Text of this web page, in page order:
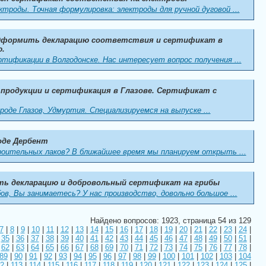
Точная формулировка: электроды для ручной дуговой ...
декларацию соответствия и сертификат в
в Волгодонске. Нас интересует вопрос получения ...
и сертификация в Глазове. Сертификат с
Глазов, Удмуртия. Специализируемся на выпуске ...
Дербент
лаков? В ближайшее время мы планируем открыть ...
декларацию и добровольный сертификат на грибы
Вы занимаетесь? У нас производство, довольно большое ...
Найдено вопросов: 1923, страница 54 из 129
| 8| 9| 10| 11| 12| 13| 14| 15| 16| 17| 18| 19| 20| 21| 22| 23| 24|
35| 36| 37| 38| 39| 40| 41| 42| 43| 44| 45| 46| 47| 48| 49| 50| 51|
62| 63| 64| 65| 66| 67| 68| 69| 70| 71| 72| 73| 74| 75| 76| 77| 78|
| 90| 91| 92| 93| 94| 95| 96| 97| 98| 99| 100| 101| 102| 103| 104